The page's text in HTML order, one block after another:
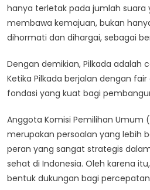
hanya terletak pada jumlah suara
membawa kemajuan, bukan
dihormati dan dihargai, sebagai
Dengan demikian, Pilkada adalah
Ketika Pilkada berjalan dengan
fondasi yang kuat bagi
Anggota Komisi Pemilihan Umum
merupakan persoalan yang lebih
peran yang sangat strategis
sehat di Indonesia. Oleh karena
bentuk dukungan bagi